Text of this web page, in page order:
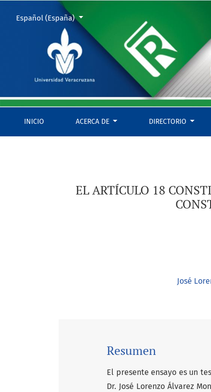
EL ARTÍCULO 18 CONSTITUCIONAL Y LA LEY DE MENORES
INICIO ACERCA DE DIRECTORIO
Cambiar el idioma. El actual es:
Español (España)
EL ARTÍCULO 18
José
Resumen
El presente ensayo es un
Dr. José Lorenzo Álvarez